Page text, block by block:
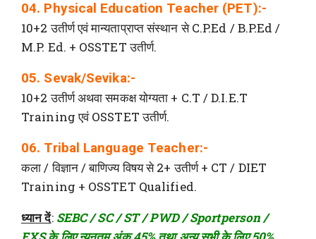
04. Physical Education Teacher (PET):-
10+2 उतीर्ण एवं मान्यताप्राप्त संस्थान से C.P.Ed / B.P.Ed /
M.P. Ed. + OSSTET उतीर्ण.
05. Sevak/Sevika:-
10+2 उतीर्ण अथवा समकक्ष योग्यता + C.T / D.I.E.T
Training एवं OSSTET उतीर्ण.
06. Tribal Language Teacher:-
कला / विज्ञान / बाणिज्य विषय से 2+ उतीर्ण + CT / DIET
Training + OSSTET Qualified.
ध्यान दें: SEBC / SC / ST / PWD / Sportperson /